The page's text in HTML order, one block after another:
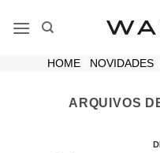
HOME| NOVIDADES|
ARQUIVOS